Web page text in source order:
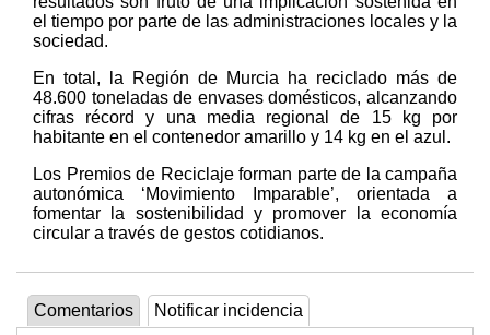
el tiempo por parte de las administraciones locales y la
sociedad.
En total, la Región de Murcia ha reciclado más de
48.600 toneladas de envases domésticos, alcanzando
cifras récord y una media regional de 15 kg por
habitante en el contenedor amarillo y 14 kg en el azul.
Los Premios de Reciclaje forman parte de la campaña
autonómica ‘Movimiento Imparable’, orientada a
fomentar la sostenibilidad y promover la economía
circular a través de gestos cotidianos.
Comentarios Notificar incidencia